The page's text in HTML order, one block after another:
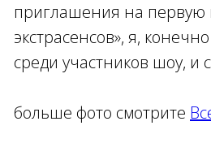
приглашения на первую
экстрасенсов», я,
среди участников шоу, и
больше фото смотрите